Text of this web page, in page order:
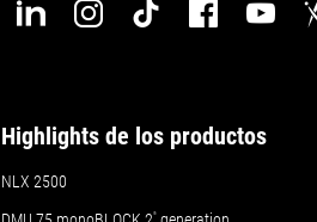
Highlights de los productos
NLX 2500
ª